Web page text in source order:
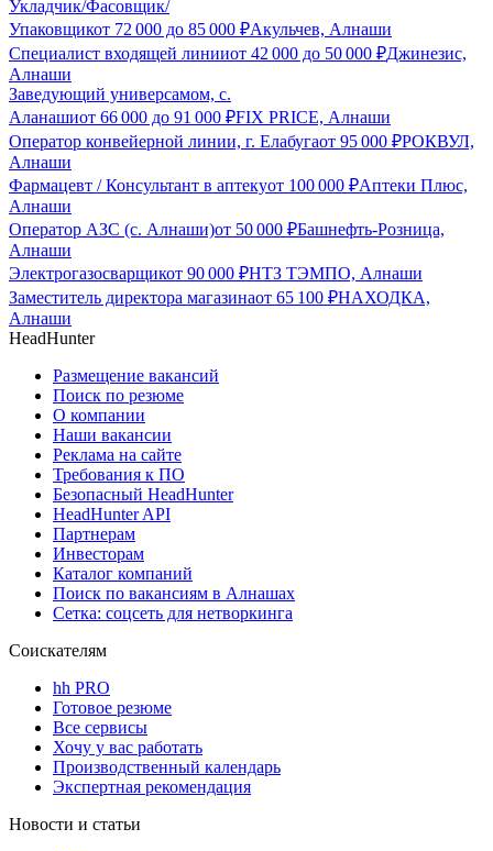
Укладчик/Фасовщик/
Упаковщикот 72 000 до 85 000 ₽Акульчев, Алнаши
Специалист входящей линииот 42 000 до 50 000 ₽Джинезис,
Алнаши
Заведующий универсамом, с.
Аланашиот 66 000 до 91 000 ₽FIX PRICE, Алнаши
Оператор конвейерной линии, г. Елабугаот 95 000 ₽РОКВУЛ,
Алнаши
Фармацевт / Консультант в аптекуот 100 000 ₽Аптеки Плюс,
Алнаши
Оператор АЗС (с. Алнаши)от 50 000 ₽Башнефть-Розница,
Алнаши
Электрогазосварщикот 90 000 ₽НТЗ ТЭМПО, Алнаши
Заместитель директора магазинаот 65 100 ₽НАХОДКА,
Алнаши
HeadHunter
Размещение вакансий
Поиск по резюме
О компании
Наши вакансии
Реклама на сайте
Требования к ПО
Безопасный HeadHunter
HeadHunter API
Партнерам
Инвесторам
Каталог компаний
Поиск по вакансиям в Алнашах
Сетка: соцсеть для нетворкинга
Соискателям
hh PRO
Готовое резюме
Все сервисы
Хочу у вас работать
Производственный календарь
Экспертная рекомендация
Новости и статьи